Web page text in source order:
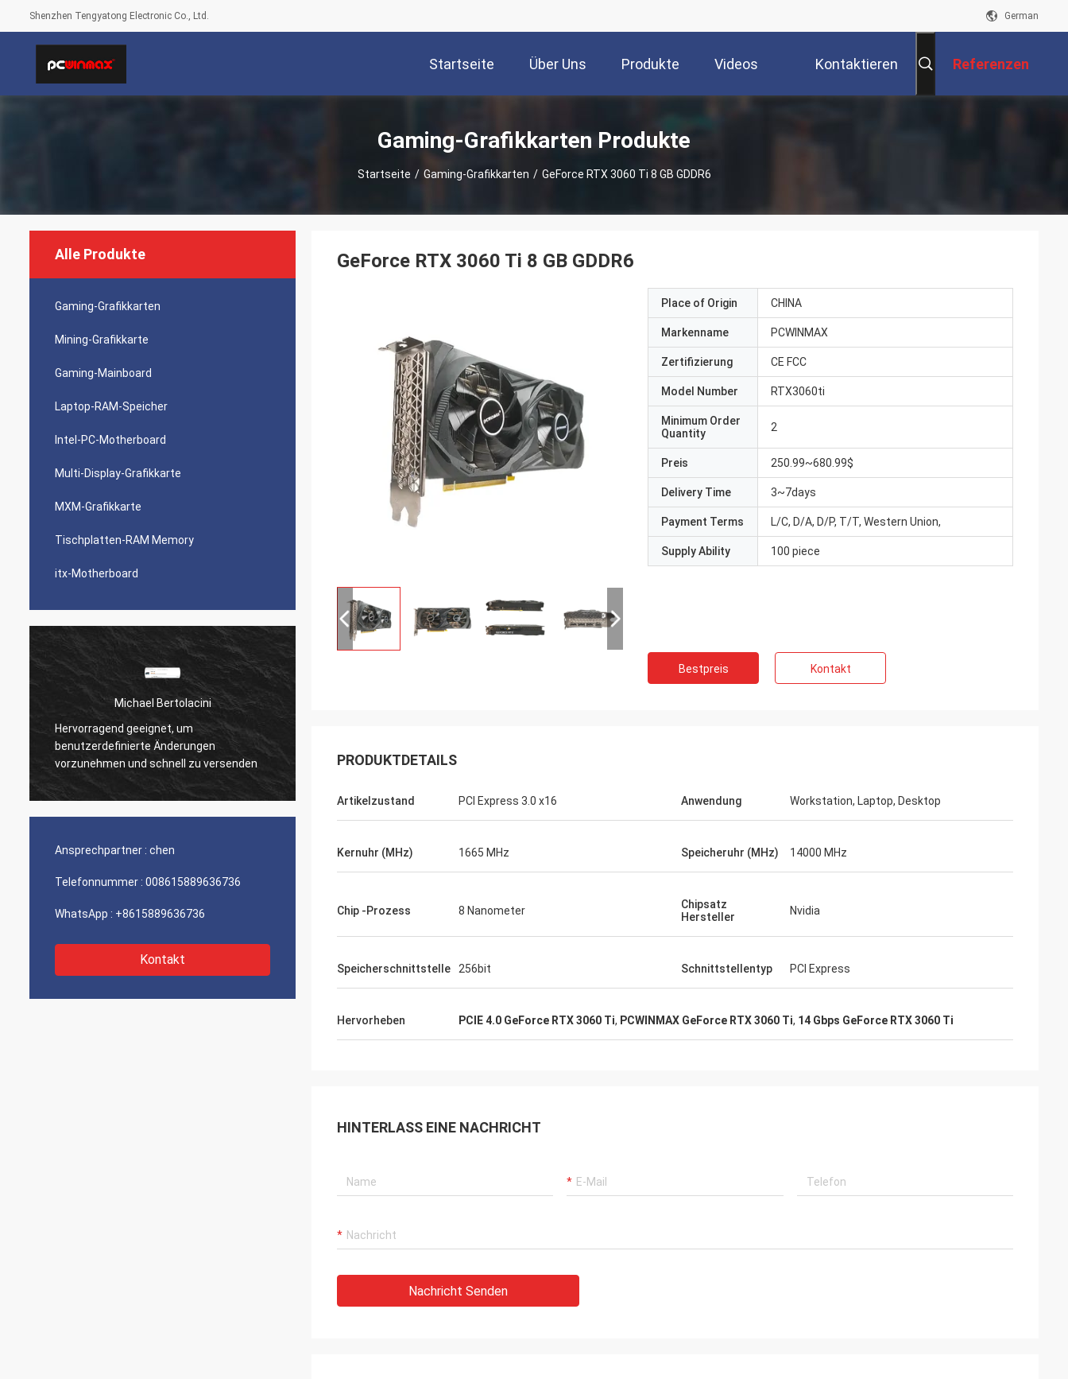
Shenzhen Tengyatong Electronic Co., Ltd. German
Startseite Über Uns Produkte Videos Kontaktieren Referenzen
Gaming-Grafikkarten Produkte
Startseite / Gaming-Grafikkarten / GeForce RTX 3060 Ti 8 GB GDDR6
Alle Produkte
Gaming-Grafikkarten
Mining-Grafikkarte
Gaming-Mainboard
Laptop-RAM-Speicher
Intel-PC-Motherboard
Multi-Display-Grafikkarte
MXM-Grafikkarte
Tischplatten-RAM Memory
itx-Motherboard
Michael Bertolacini
Hervorragend geeignet, um
benutzerdefinierte Änderungen
vorzunehmen und schnell zu versenden
Produkt zum besten Preis!
Ansprechpartner : chen
Telefonnummer : 008615889636736
WhatsApp : +8615889636736
Kontakt
GeForce RTX 3060 Ti 8 GB GDDR6
Place of Origin CHINA
Markenname PCWINMAX
Zertifizierung CE FCC
Model Number RTX3060ti
Minimum Order
Quantity
2
Preis 250.99~680.99$
Delivery Time 3~7days
Payment Terms L/C, D/A, D/P, T/T, Western Union,
Supply Ability 100 piece
Bestpreis Kontakt
PRODUKTDETAILS
Artikelzustand PCI Express 3.0 x16 Anwendung Workstation, Laptop, Desktop
Kernuhr (MHz) 1665 MHz Speicheruhr (MHz) 14000 MHz
Chip -Prozess 8 Nanometer
Chipsatz
Hersteller
Nvidia
Speicherschnittstelle 256bit Schnittstellentyp PCI Express
Hervorheben PCIE 4.0 GeForce RTX 3060 Ti, PCWINMAX GeForce RTX 3060 Ti, 14 Gbps GeForce RTX 3060 Ti
HINTERLASS EINE NACHRICHT
Nachricht Senden